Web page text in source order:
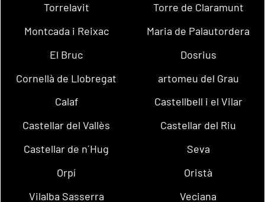
Torrelavit
Torre de Claramunt
Montcada i Reixac
Maria de Palautordera
El Bruc
Dosrius
Cornellà de Llobregat
artomeu del Grau
Calaf
Castellbell i el Vilar
Castellar del Vallès
Castellar del Riu
Castellar de n´Hug
Seva
Orpí
Oristà
Vilalba Sasserra
Veciana